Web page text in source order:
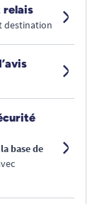
relais
destination
base de